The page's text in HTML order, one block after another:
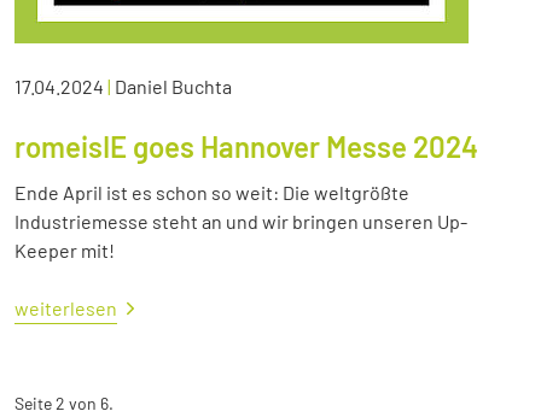
17.04.2024 | Daniel Buchta
romeisIE goes Hannover Messe 2024
Ende April ist es schon so weit: Die weltgrößte
Industriemesse steht an und wir bringen unseren Up-
Keeper mit!
weiterlesen
Seite 2 von 6.